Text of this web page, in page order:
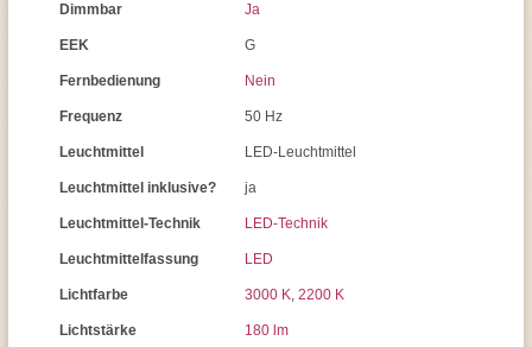
Dimmbar Ja
EEK G
Fernbedienung Nein
Frequenz 50 Hz
Leuchtmittel LED-Leuchtmittel
Leuchtmittel inklusive? ja
Leuchtmittel-Technik LED-Technik
Leuchtmittelfassung LED
Lichtfarbe 3000 K, 2200 K
Lichtstärke 180 lm